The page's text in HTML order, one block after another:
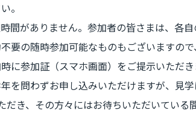
。
間がありません。参加者の皆さまは、各
要の随時参加可能なものもございますの
に参加証（スマホ画面）をご提示いただ
を問わずお申し込みいただけますが、見
き、その方々にはお待ちいただいている